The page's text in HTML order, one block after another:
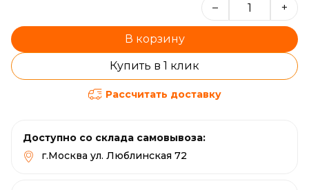
– +
В корзину
Купить в 1 клик
Рассчитать доставку
Доступно со склада самовывоза:
г.Москва ул. Люблинская 72